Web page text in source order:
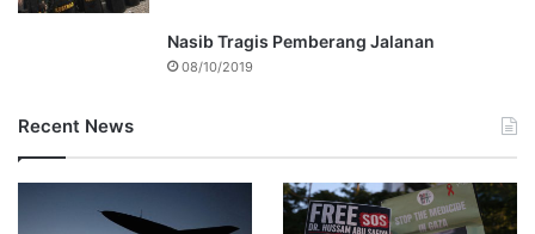
Nasib Tragis Pemberang Jalanan
08/10/2019
Recent News